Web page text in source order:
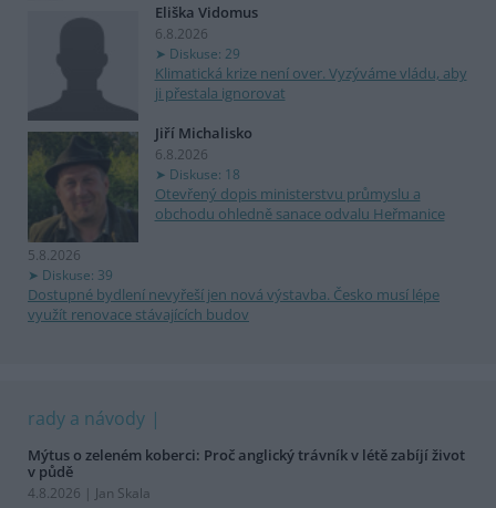
Eliška Vidomus
6.8.2026
Diskuse: 29
Klimatická krize není over. Vyzýváme vládu, aby
ji přestala ignorovat
Jiří Michalisko
6.8.2026
Diskuse: 18
Otevřený dopis ministerstvu průmyslu a
obchodu ohledně sanace odvalu Heřmanice
5.8.2026
Diskuse: 39
Dostupné bydlení nevyřeší jen nová výstavba. Česko musí lépe
využít renovace stávajících budov
rady a návody
Mýtus o zeleném koberci: Proč anglický trávník v létě zabíjí život
v půdě
4.8.2026 | Jan Skala